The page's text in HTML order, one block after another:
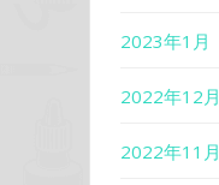
2023年1月
2022年12月
2022年11月